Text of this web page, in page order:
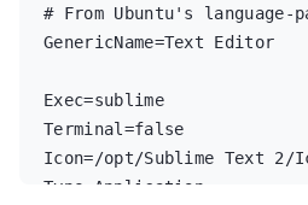
# From Ubuntu's language-
GenericName=Text Editor
Exec=sublime
Terminal=false
Icon=/opt/Sublime Text 2/
Type=Application